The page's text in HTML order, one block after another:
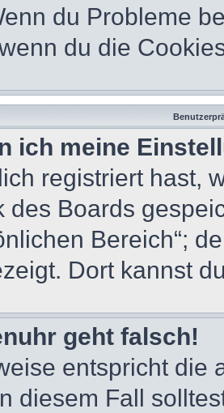
du Probleme
du die
ich meine
registriert hast,
des Boards
Bereich“;
Dort kannst
geht falsch!
entspricht die
diesem Fall